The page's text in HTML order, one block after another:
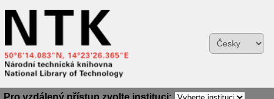
Pro vzdálený přístup zvolte instituci: